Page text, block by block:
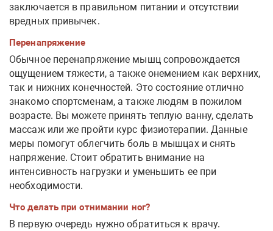
заключается в правильном питании и отсутствии
вредных привычек.
Перенапряжение
Обычное перенапряжение мышц сопровождается
ощущением тяжести, а также онемением как верхних,
так и нижних конечностей. Это состояние отлично
знакомо спортсменам, а также людям в пожилом
возрасте. Вы можете принять теплую ванну, сделать
массаж или же пройти курс физиотерапии. Данные
меры помогут облегчить боль в мышцах и снять
напряжение. Стоит обратить внимание на
интенсивность нагрузки и уменьшить ее при
необходимости.
Что делать при отнимании ног?
В первую очередь нужно обратиться к врачу.